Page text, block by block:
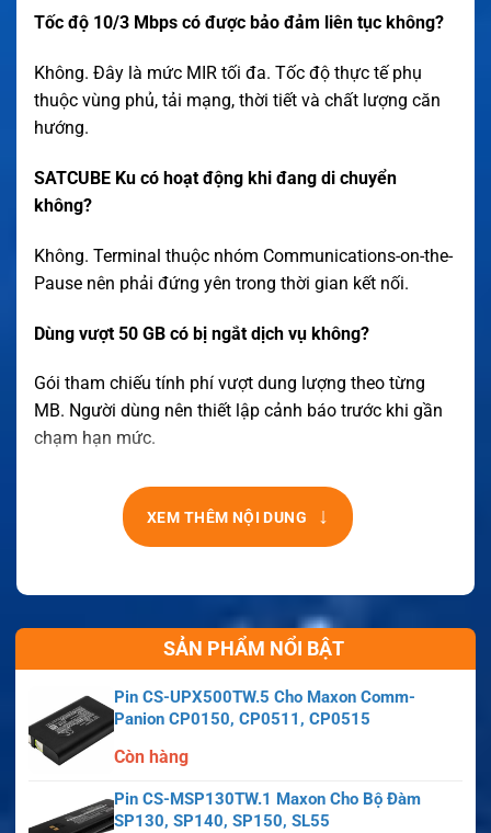
Tốc độ 10/3 Mbps có được bảo đảm liên tục không?
Không. Đây là mức MIR tối đa. Tốc độ thực tế phụ
thuộc vùng phủ, tải mạng, thời tiết và chất lượng căn
hướng.
SATCUBE Ku có hoạt động khi đang di chuyển
không?
Không. Terminal thuộc nhóm Communications-on-the-
Pause nên phải đứng yên trong thời gian kết nối.
Dùng vượt 50 GB có bị ngắt dịch vụ không?
Gói tham chiếu tính phí vượt dung lượng theo từng
MB. Người dùng nên thiết lập cảnh báo trước khi gần
chạm hạn mức.
XEM THÊM NỘI DUNG ↓
SẢN PHẨM NỔI BẬT
Pin CS-UPX500TW.5 Cho Maxon Comm-
Panion CP0150, CP0511, CP0515
Còn hàng
Pin CS-MSP130TW.1 Maxon Cho Bộ Đàm
SP130, SP140, SP150, SL55